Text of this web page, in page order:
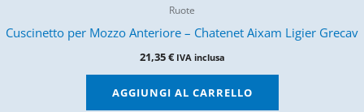
Ruote
Cuscinetto per Mozzo Anteriore – Chatenet Aixam Ligier Grecav
21,35€ IVA inclusa
AGGIUNGI AL CARRELLO